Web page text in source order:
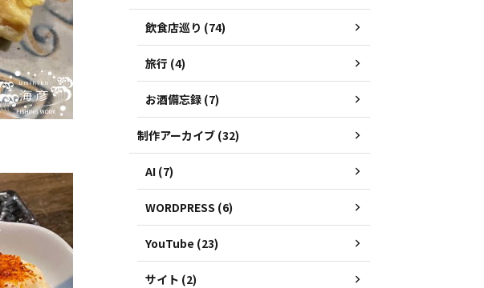
飲食店巡り (74)
旅行 (4)
お酒備忘録 (7)
制作アーカイブ (32)
AI (7)
WORDPRESS (6)
YouTube (23)
サイト (2)